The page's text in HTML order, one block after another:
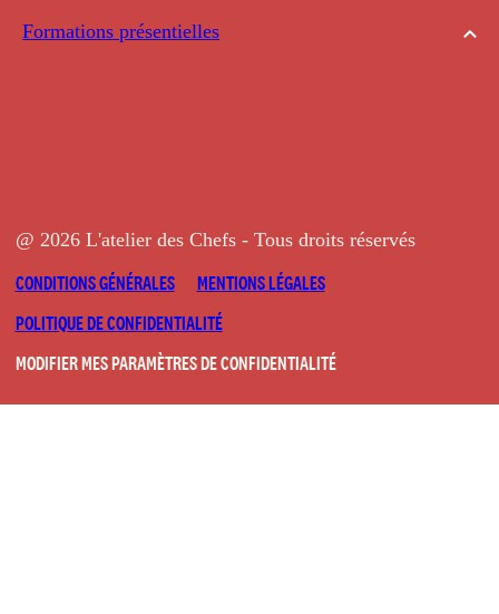
Formations présentielles
@ 2026 L'atelier des Chefs - Tous droits réservés
CONDITIONS GÉNÉRALES
MENTIONS LÉGALES
POLITIQUE DE CONFIDENTIALITÉ
MODIFIER MES PARAMÈTRES DE CONFIDENTIALITÉ